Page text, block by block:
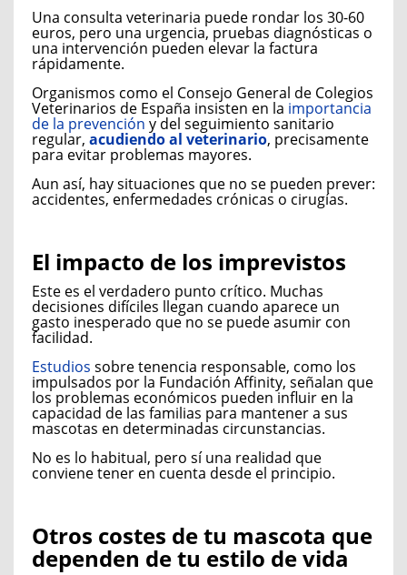
Una consulta veterinaria puede rondar los 30-60
euros, pero una urgencia, pruebas diagnósticas o
una intervención pueden elevar la factura
rápidamente.
Organismos como el Consejo General de Colegios
Veterinarios de España insisten en la importancia
de la prevención y del seguimiento sanitario
regular, acudiendo al veterinario, precisamente
para evitar problemas mayores.
Aun así, hay situaciones que no se pueden prever:
accidentes, enfermedades crónicas o cirugías.
El impacto de los imprevistos
Este es el verdadero punto crítico. Muchas
decisiones difíciles llegan cuando aparece un
gasto inesperado que no se puede asumir con
facilidad.
Estudios sobre tenencia responsable, como los
impulsados por la Fundación Affinity, señalan que
los problemas económicos pueden influir en la
capacidad de las familias para mantener a sus
mascotas en determinadas circunstancias.
No es lo habitual, pero sí una realidad que
conviene tener en cuenta desde el principio.
Otros costes de tu mascota que
dependen de tu estilo de vida